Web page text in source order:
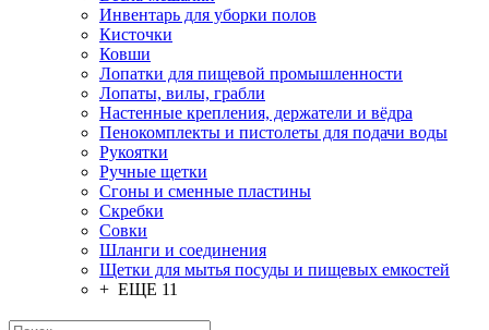
Инвентарь для уборки полов
Кисточки
Ковши
Лопатки для пищевой промышленности
Лопаты, вилы, грабли
Настенные крепления, держатели и вёдра
Пенокомплекты и пистолеты для подачи воды
Рукоятки
Ручные щетки
Сгоны и сменные пластины
Скребки
Совки
Шланги и соединения
Щетки для мытья посуды и пищевых емкостей
+ ЕЩЕ 11